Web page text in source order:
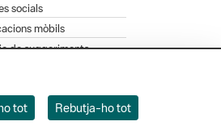
socials
mòbils
de suggeriments
934 022 428
tot Rebutja-ho tot